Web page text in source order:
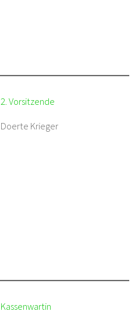
2. Vorsitzende
Doerte Krieger
Kassenwartin